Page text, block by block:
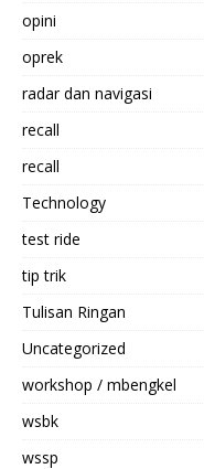
opini
oprek
radar dan navigasi
recall
recall
Technology
test ride
tip trik
Tulisan Ringan
Uncategorized
workshop / mbengkel
wsbk
wssp